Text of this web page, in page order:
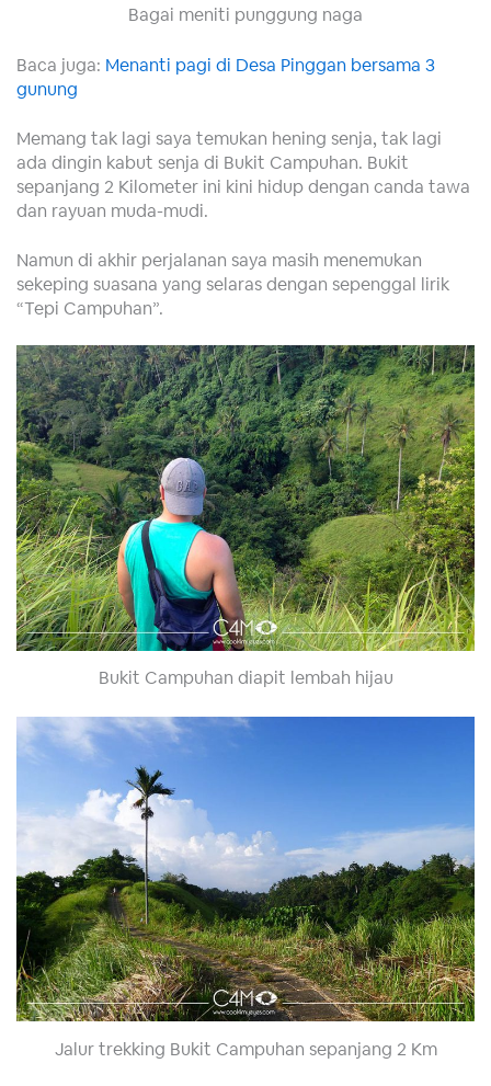
Bagai meniti punggung naga
Baca juga: Menanti pagi di Desa Pinggan bersama 3
gunung
Memang tak lagi saya temukan hening senja, tak lagi
ada dingin kabut senja di Bukit Campuhan. Bukit
sepanjang 2 Kilometer ini kini hidup dengan canda tawa
dan rayuan muda-mudi.
Namun di akhir perjalanan saya masih menemukan
sekeping suasana yang selaras dengan sepenggal lirik
“Tepi Campuhan”.
Bukit Campuhan diapit lembah hijau
Jalur trekking Bukit Campuhan sepanjang 2 Km